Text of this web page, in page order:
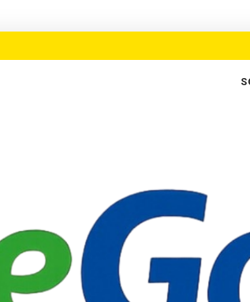
novo ciclo de crescimento em Goiás